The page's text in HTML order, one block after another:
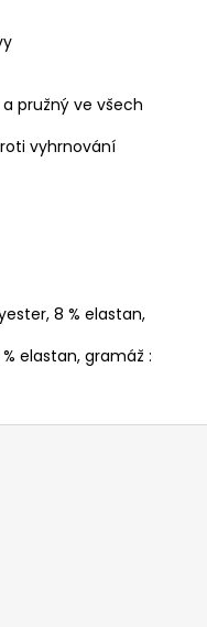
pružný ve všech
vyhrnování
8 % elastan,
elastan, gramáž :